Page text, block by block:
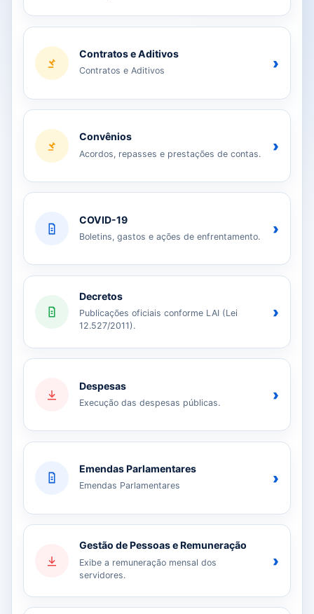
Contratos e Aditivos
Contratos e Aditivos ›
Convênios
Acordos, repasses e prestações de contas. ›
COVID-19
Boletins, gastos e ações de enfrentamento. ›
Decretos
Publicações oficiais conforme LAI (Lei
12.527/2011).
›
Despesas
Execução das despesas públicas. ›
Emendas Parlamentares
Emendas Parlamentares ›
Gestão de Pessoas e Remuneração
Exibe a remuneração mensal dos
servidores.
›